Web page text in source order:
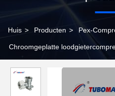
Huis > Producten > Pex-
Chroomgeplatte